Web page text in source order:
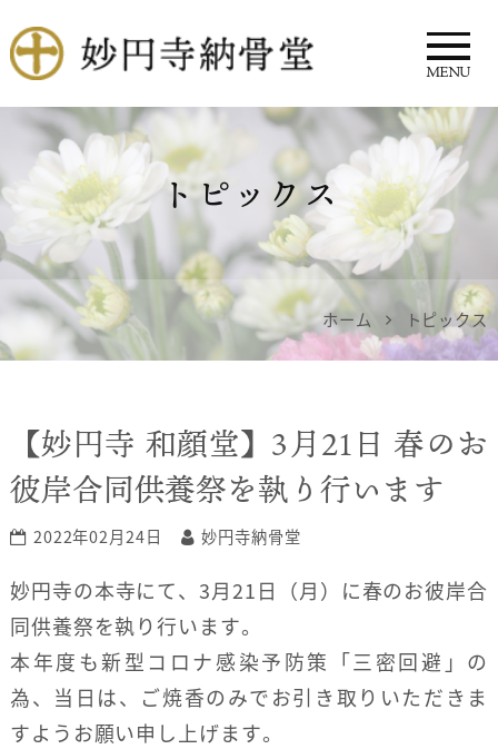
妙円寺 納骨堂
MENU
トピックス
ホーム トピックス
【妙円寺 和顔堂】3月21日 春のお
彼岸合同供養祭を執り行います
2022年02月24日 妙円寺納骨堂
妙円寺の本寺にて、3月21日（月）に春のお彼岸合
同供養祭を執り行います。
本年度も新型コロナ感染予防策「三密回避」の
為、当日は、ご焼香のみでお引き取りいただきま
すようお願い申し上げます。